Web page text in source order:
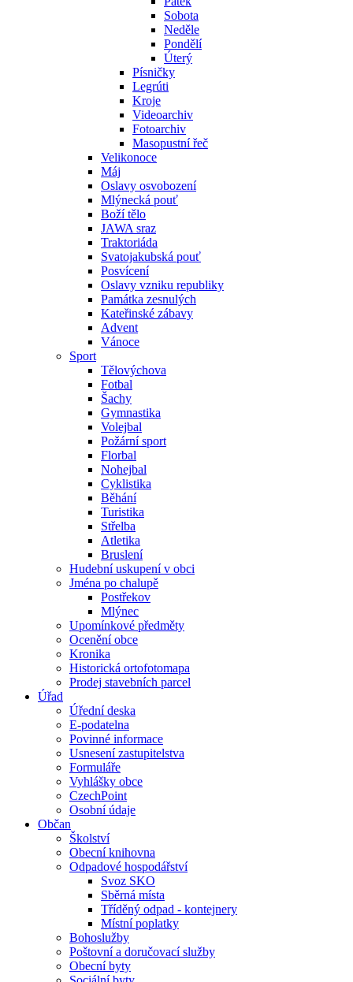
Sobota
Neděle
Pondělí
Úterý
Písničky
Legrúti
Kroje
Videoarchiv
Fotoarchiv
Masopustní řeč
Velikonoce
Máj
Oslavy osvobození
Mlýnecká pouť
Boží tělo
JAWA sraz
Traktoriáda
Svatojakubská pouť
Posvícení
Oslavy vzniku republiky
Památka zesnulých
Kateřinské zábavy
Advent
Vánoce
Sport
Tělovýchova
Fotbal
Šachy
Gymnastika
Volejbal
Požární sport
Florbal
Nohejbal
Cyklistika
Běhání
Turistika
Střelba
Atletika
Bruslení
Hudební uskupení v obci
Jména po chalupě
Postřekov
Mlýnec
Upomínkové předměty
Ocenění obce
Kronika
Historická ortofotomapa
Prodej stavebních parcel
Úřad
Úřední deska
E-podatelna
Povinné informace
Usnesení zastupitelstva
Formuláře
Vyhlášky obce
CzechPoint
Osobní údaje
Občan
Školství
Obecní knihovna
Odpadové hospodářství
Svoz SKO
Sběrná místa
Tříděný odpad - kontejnery
Místní poplatky
Bohoslužby
Poštovní a doručovací služby
Obecní byty